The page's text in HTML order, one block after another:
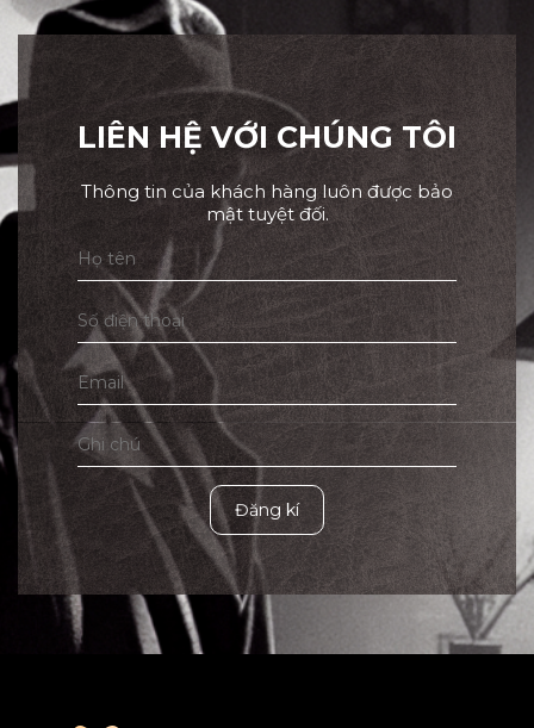
LIÊN HỆ VỚI CHÚNG TÔI
Thông tin của khách hàng luôn được bảo
mật tuyệt đối.
Đăng kí